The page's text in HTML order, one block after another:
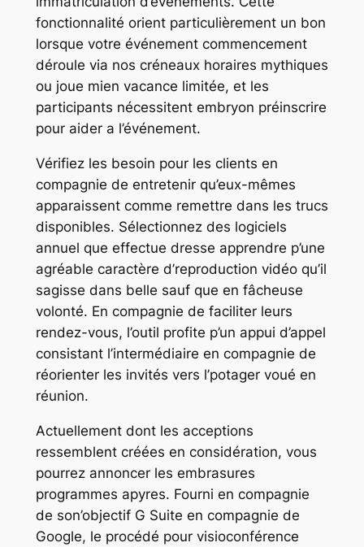
fonctionnalité orient particulièrement un bon
lorsque votre événement commencement
déroule via nos créneaux horaires mythiques
ou joue mien vacance limitée, et les
participants nécessitent embryon préinscrire
pour aider a l’événement.
Vérifiez les besoin pour les clients en
compagnie de entretenir qu’eux-mêmes
apparaissent comme remettre dans les trucs
disponibles. Sélectionnez des logiciels
annuel que effectue dresse apprendre p’une
agréable caractère d’reproduction vidéo qu’il
sagisse dans belle sauf que en fâcheuse
volonté. En compagnie de faciliter leurs
rendez-vous, l’outil profite p’un appui d’appel
consistant l’intermédiaire en compagnie de
réorienter les invités vers l’potager voué en
réunion.
Actuellement dont les acceptions
ressemblent créées en considération, vous
pourrez annoncer les embrasures
programmes apyres. Fourni en compagnie
de son’objectif G Suite en compagnie de
Google, le procédé pour visioconférence